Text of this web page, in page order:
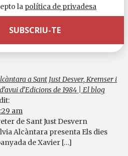
la setmana (Llibreria
ha dit:
am
Sílvia Alcàntara. (Edicions de
a Sant Just Desver, Kremser i
d’Edicions de 1984 | El blog
am
de Sant Just Desvern
Alcàntara presenta Els dies
de Xavier […]
la política de privadesa